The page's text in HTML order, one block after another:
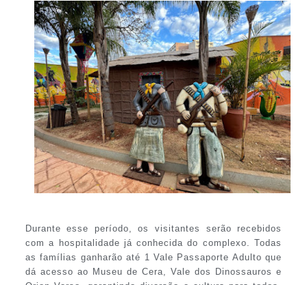
Durante esse período, os visitantes serão recebidos
com a hospitalidade já conhecida do complexo. Todas
as famílias ganharão até 1 Vale Passaporte Adulto que
dá acesso ao Museu de Cera, Vale dos Dinossauros e